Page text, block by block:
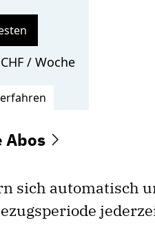
/ Woche
Abos
sich automatisch